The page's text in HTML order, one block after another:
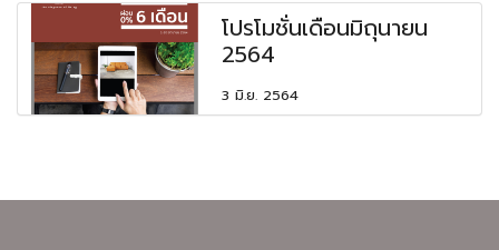
โปรโมชั่นเดือนมิถุนายน
2564
3 มิ.ย. 2564